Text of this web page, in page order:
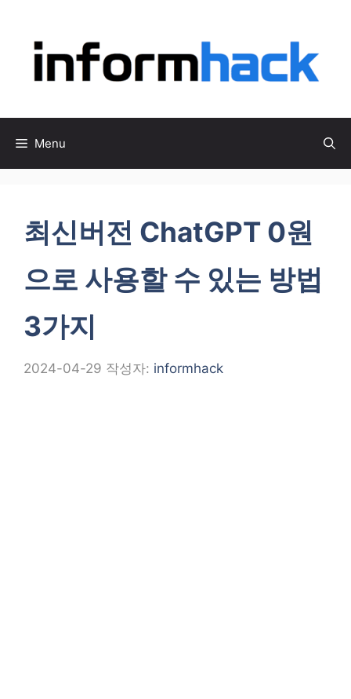
Menu
최신버전 ChatGPT 0원
으로 사용할 수 있는 방법
3가지
2024-04-29 작성자: informhack